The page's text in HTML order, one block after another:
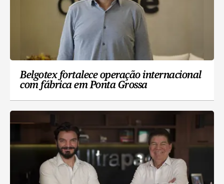
Belgotex fortalece operação internacional
com fábrica em Ponta Grossa